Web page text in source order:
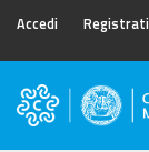
Accedi Registrati
Camera